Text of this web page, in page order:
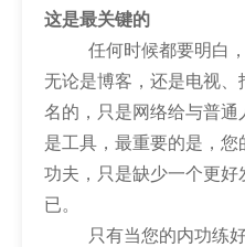
这是最关键的
任何时候都要明白，
无论是博客，还是电视
名的，只是网络给与普
是工具，最重要的是，
功夫，只是缺少一个更
已。
只有当您的内功练好